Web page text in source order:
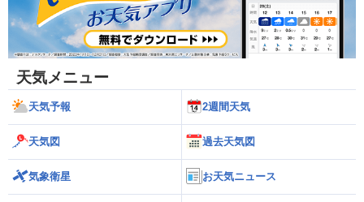
天気メニュー
天気予報 2週間天気
天気図 過去天気図
気象衛星 お天気ニュース